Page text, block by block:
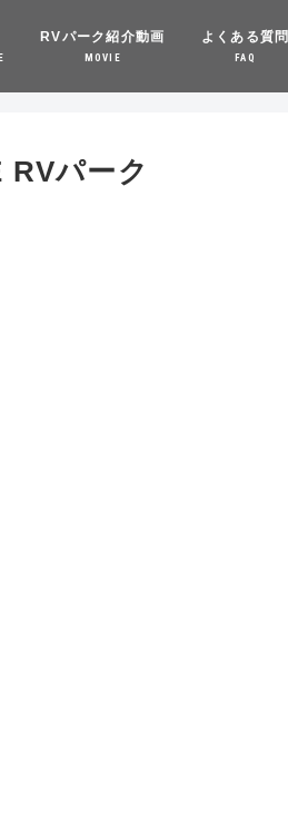
RVパーク紹介動画
MOVIE
よくある質問
FAQ
RVパーク